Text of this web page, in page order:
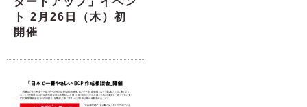
ト 2月26日（木）初
開催